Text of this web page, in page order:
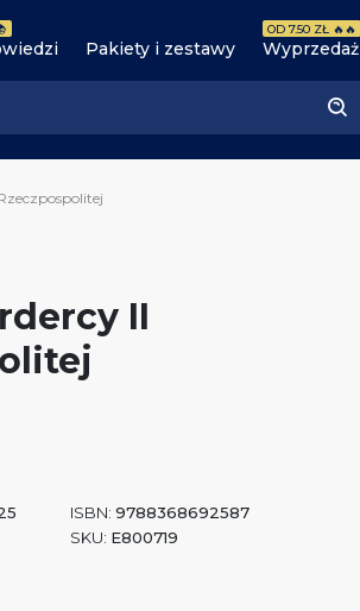
Pakiety i zestawy Wyprzedaż
OD 7.50 ZŁ 🔥🔥
II
ISBN: 9788368692587
SKU: E800719